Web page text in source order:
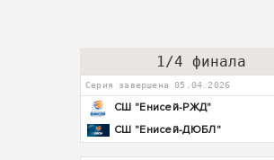
1/4 финала
Серия завершена 05.04.2026
СШ "Енисей-РЖД"
СШ "Енисей-ДЮБЛ"